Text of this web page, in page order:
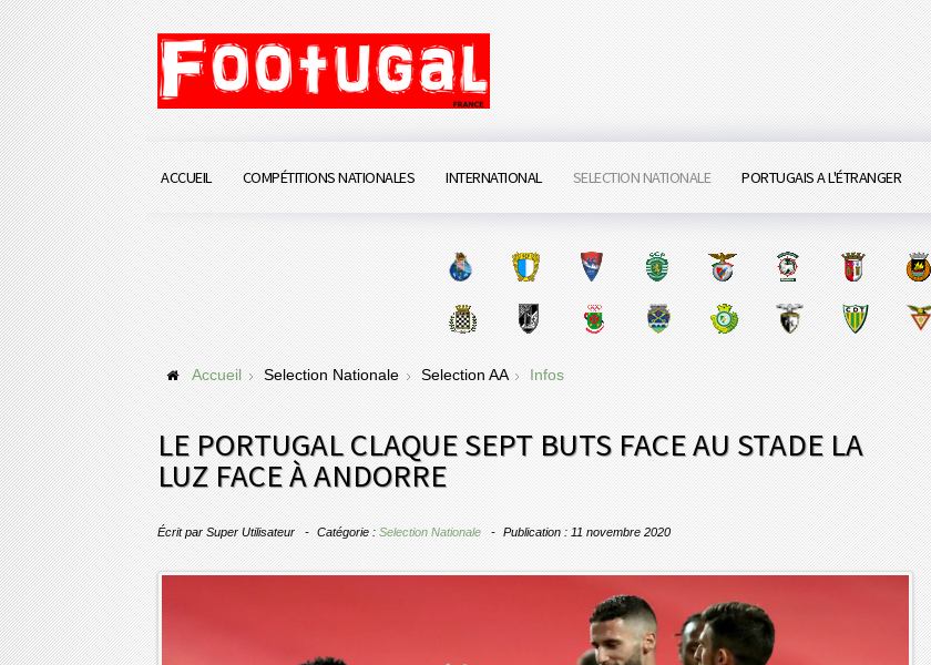
ACCUEIL COMPÉTITIONS NATIONALES INTERNATIONAL SELECTION NATIONALE PORTUGAIS A L'ÉTRANGER
Accueil Selection Nationale Selection AA Infos
LE PORTUGAL CLAQUE SEPT BUTS FACE AU STADE LA
LUZ FACE À ANDORRE
Écrit par Super Utilisateur Catégorie : Selection Nationale Publication : 11 novembre 2020